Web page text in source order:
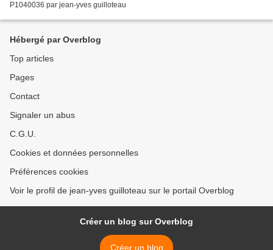
P1040036 par jean-yves guilloteau
Hébergé par Overblog
Top articles
Pages
Contact
Signaler un abus
C.G.U.
Cookies et données personnelles
Préférences cookies
Voir le profil de jean-yves guilloteau sur le portail Overblog
Créer un blog sur Overblog
Créer un blog